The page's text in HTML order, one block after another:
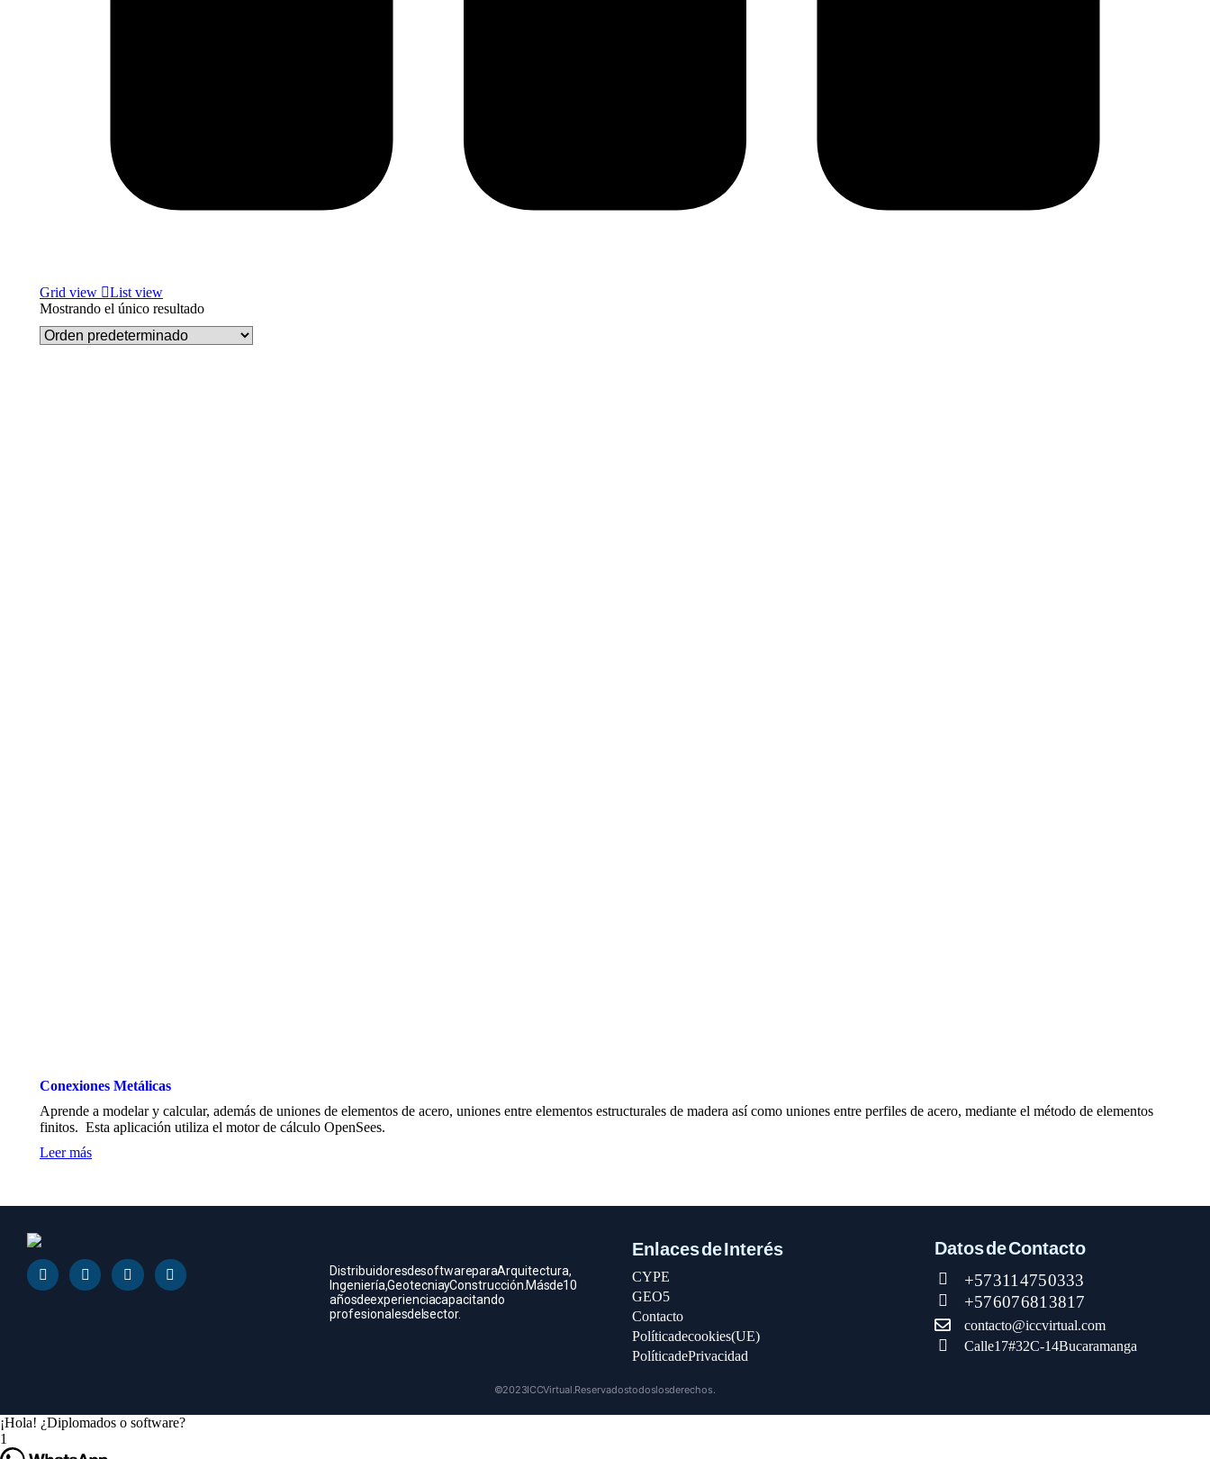
Grid view
List view
Mostrando el único resultado
Conexiones Metálicas
Aprende a modelar y calcular, además de uniones de elementos de acero, uniones entre elementos estructurales de madera así como uniones entre perfiles de acero, mediante el método de elementos
finitos. Esta aplicación utiliza el motor de cálculo OpenSees.
Leer más
Distribuidores de software para Arquitectura,
Ingeniería, Geotecnia y Construcción. Más de 10
años de experiencia capacitando
profesionales del sector.
Enlaces de Interés
CYPE
GEO5
Contacto
Política de cookies (UE)
Política de Privacidad
Datos de Contacto
+57 311 475 0333
+57 607 681 3817
contacto@iccvirtual.com
Calle 17 # 32C - 14 Bucaramanga
© 2023 ICC Virtual. Reservados todos los derechos.
¡Hola! ¿Diplomados o software?
1